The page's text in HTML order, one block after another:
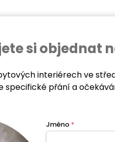
si objednat
interiérech ve
specifické přání a
Jméno *